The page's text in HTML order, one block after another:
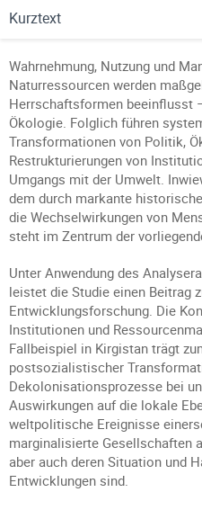
Kurztext
Wahrnehmung, Nutzung und
Naturressourcen werden
Herrschaftsformen beeinflusst
Ökologie. Folglich führen
Transformationen von Politik,
Restrukturierungen von
Umgangs mit der Umwelt.
dem durch markante
die Wechselwirkungen von
steht im Zentrum der
Unter Anwendung des
leistet die Studie einen Beitrag
Entwicklungsforschung. Die
Institutionen und
Fallbeispiel in Kirgistan trägt
postsozialistischer
Dekolonisationsprozesse bei
Auswirkungen auf die lokale
weltpolitische Ereignisse
marginalisierte Gesellschaften
aber auch deren Situation und
Entwicklungen sind.